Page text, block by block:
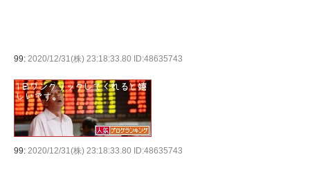
99: 2020/12/31(株) 23:18:33.80 ID:48635743
99: 2020/12/31(株) 23:18:33.80 ID:48635743